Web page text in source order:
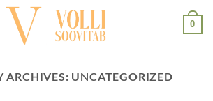
0
ARCHIVES: UNCATEGORIZED